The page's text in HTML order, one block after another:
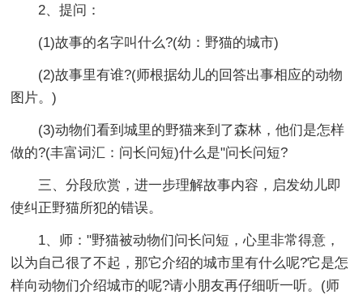
2、提问：
(1)故事的名字叫什么?(幼：野猫的城市)
(2)故事里有谁?(师根据幼儿的回答出事相应的动物
图片。)
(3)动物们看到城里的野猫来到了森林，他们是怎样
做的?(丰富词汇：问长问短)什么是"问长问短?
三、分段欣赏，进一步理解故事内容，启发幼儿即
使纠正野猫所犯的错误。
1、师："野猫被动物们问长问短，心里非常得意，
以为自己很了不起，那它介绍的城市里有什么呢?它是怎
样向动物们介绍城市的呢?请小朋友再仔细听一听。(师